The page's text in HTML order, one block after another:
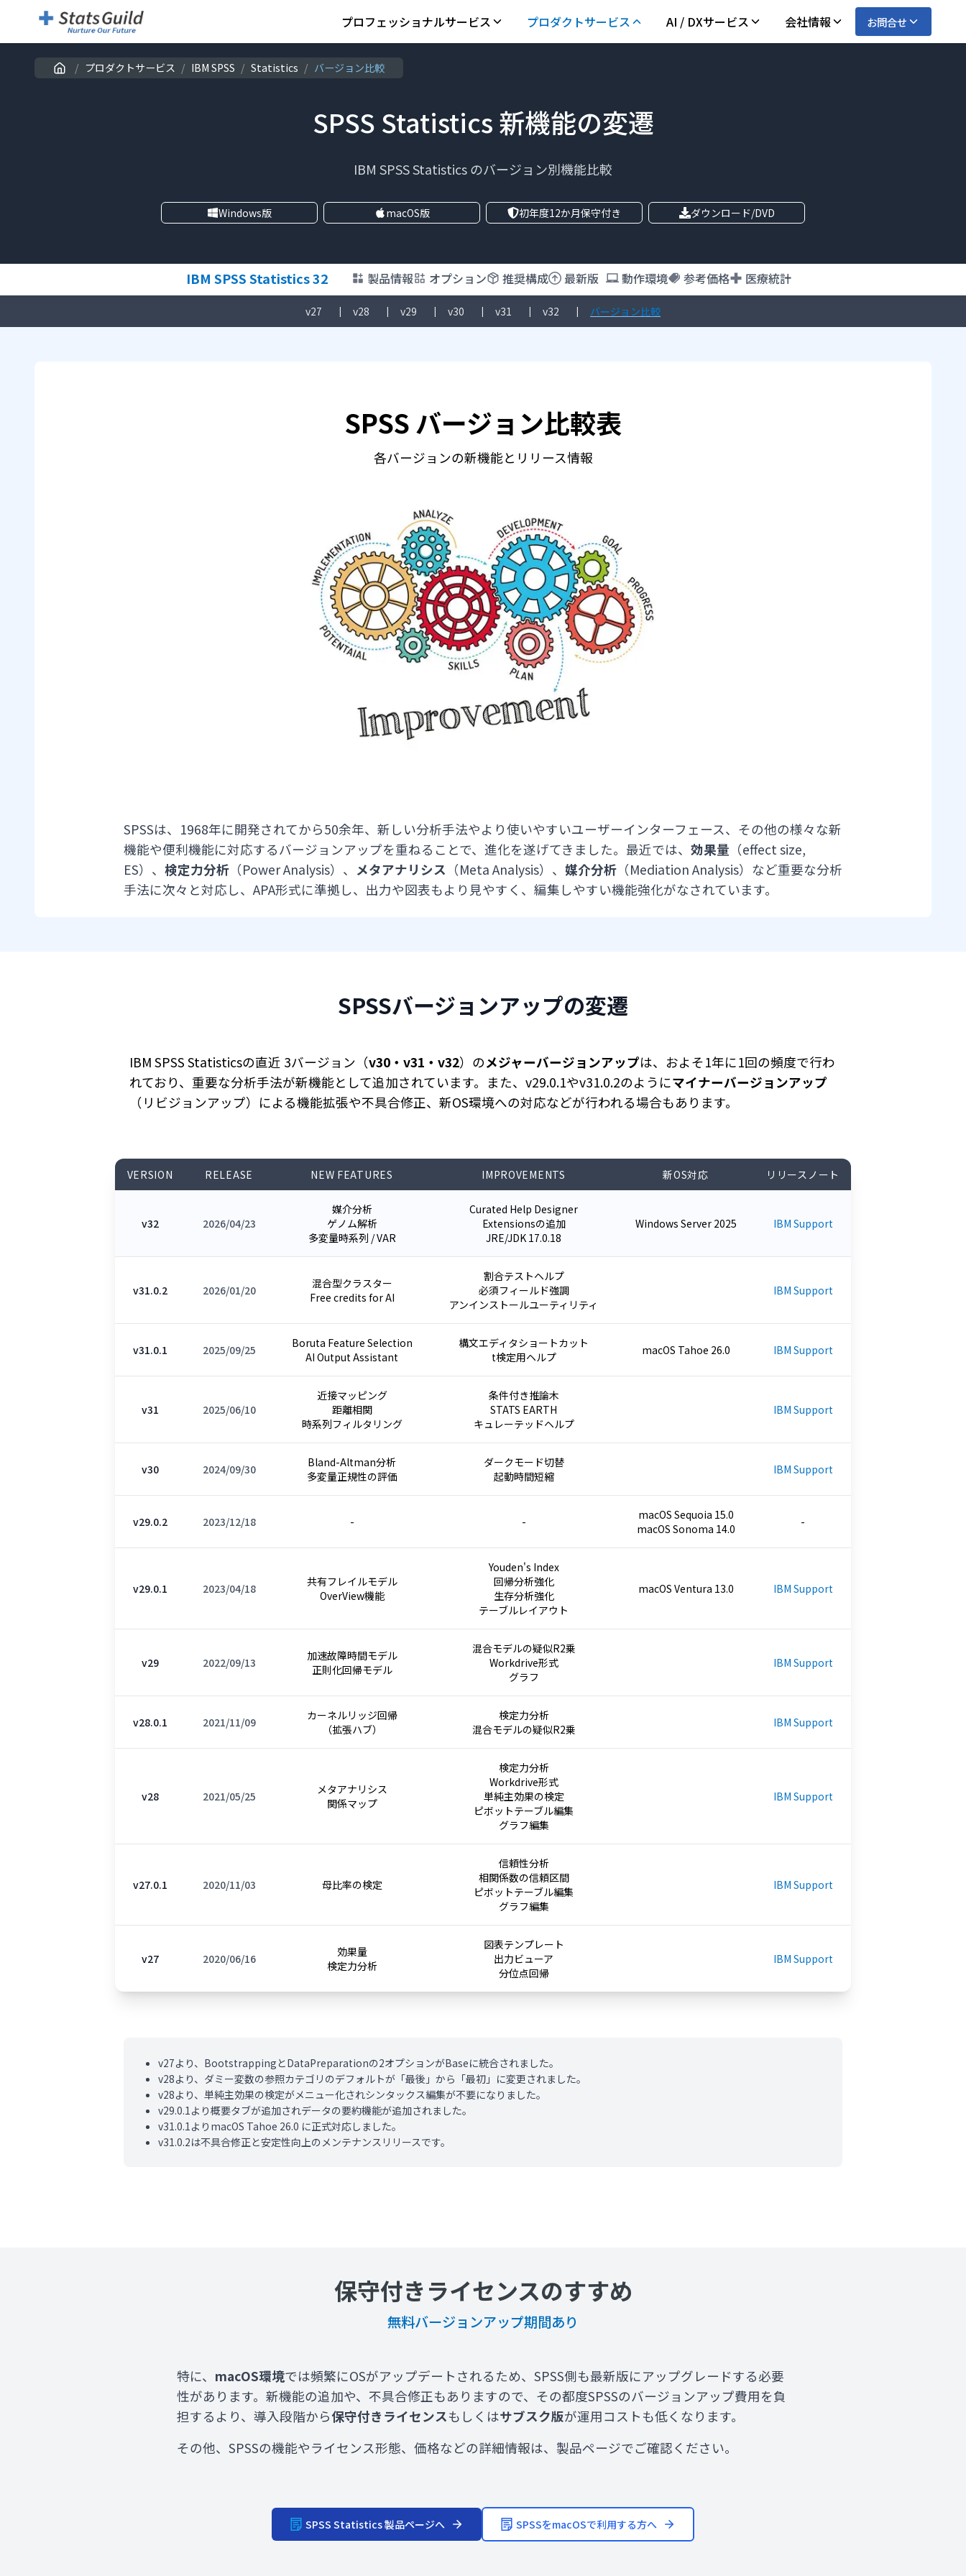
プロフェッショナルサービス プロダクトサービス AI / DXサービス 会社情報 お問合せ
/ プロダクトサービス / IBM SPSS / Statistics / バージョン比較
SPSS Statistics 新機能の変遷
IBM SPSS Statistics のバージョン別機能比較
Windows版 macOS版 初年度12か月保守付き ダウンロード/DVD
IBM SPSS Statistics 32 製品情報 オプション 推奨構成 最新版 動作環境 参考価格 医療統計
v27 | v28 | v29 | v30 | v31 | v32 | バージョン比較
SPSS バージョン比較表
各バージョンの新機能とリリース情報
SPSSは、1968年に開発されてから50余年、新しい分析手法やより使いやすいユーザーインターフェース、その他の様々な新
機能や便利機能に対応するバージョンアップを重ねることで、進化を遂げてきました。最近では、 効果量 （effect size,
ES）、 検定力分析 （Power Analysis）、 メタアナリシス （Meta Analysis）、 媒介分析 （Mediation Analysis）など重要な分析
手法に次々と対応し、APA形式に準拠し、出力や図表もより見やすく、編集しやすい機能強化がなされています。
SPSSバージョンアップの変遷
IBM SPSS Statisticsの直近 3バージョン（v30・v31・v32）のメジャーバージョンアップは、およそ1年に1回の頻度で行わ
れており、重要な分析手法が新機能として追加されています。また、v29.0.1やv31.0.2のようにマイナーバージョンアップ
（リビジョンアップ）による機能拡張や不具合修正、新OS環境への対応などが行われる場合もあります。
VERSION RELEASE NEW FEATURES IMPROVEMENTS 新OS対応 リリースノート
v32 2026/04/23
媒介分析
ゲノム解析
多変量時系列 / VAR
Curated Help Designer
Extensionsの追加
JRE/JDK 17.0.18
Windows Server 2025 IBM Support
v31.0.2 2026/01/20
混合型クラスター
Free credits for AI
割合テストヘルプ
必須フィールド強調
アンインストールユーティリティ
IBM Support
v31.0.1 2025/09/25
Boruta Feature Selection
AI Output Assistant
構文エディタショートカット
t検定用ヘルプ
macOS Tahoe 26.0 IBM Support
v31 2025/06/10
近接マッピング
距離相関
時系列フィルタリング
条件付き推論木
STATS EARTH
キュレーテッドヘルプ
IBM Support
v30 2024/09/30
Bland-Altman分析
多変量正規性の評価
ダークモード切替
起動時間短縮
IBM Support
v29.0.2 2023/12/18 - -
macOS Sequoia 15.0
macOS Sonoma 14.0
-
v29.0.1 2023/04/18
共有フレイルモデル
OverView機能
Youden's Index
回帰分析強化
生存分析強化
テーブルレイアウト
macOS Ventura 13.0 IBM Support
v29 2022/09/13
加速故障時間モデル
正則化回帰モデル
混合モデルの疑似R2乗
Workdrive形式
グラフ
IBM Support
v28.0.1 2021/11/09
カーネルリッジ回帰
（拡張ハブ）
検定力分析
混合モデルの疑似R2乗
IBM Support
v28 2021/05/25
メタアナリシス
関係マップ
検定力分析
Workdrive形式
単純主効果の検定
ピボットテーブル編集
グラフ編集
IBM Support
v27.0.1 2020/11/03 母比率の検定
信頼性分析
相関係数の信頼区間
ピボットテーブル編集
グラフ編集
IBM Support
v27 2020/06/16
効果量
検定力分析
図表テンプレート
出力ビューア
分位点回帰
IBM Support
v27より、BootstrappingとDataPreparationの2オプションがBaseに統合されました。
v28より、ダミー変数の参照カテゴリのデフォルトが「最後」から「最初」に変更されました。
v28より、単純主効果の検定がメニュー化されシンタックス編集が不要になりました。
v29.0.1より概要タブが追加されデータの要約機能が追加されました。
v31.0.1よりmacOS Tahoe 26.0 に正式対応しました。
v31.0.2は不具合修正と安定性向上のメンテナンスリリースです。
保守付きライセンスのすすめ
無料バージョンアップ期間あり
特に、 macOS環境では頻繁にOSがアップデートされるため、SPSS側も最新版にアップグレードする必要
性があります。新機能の追加や、不具合修正もありますので、その都度SPSSのバージョンアップ費用を負
担するより、導入段階から保守付きライセンスもしくはサブスク版が運用コストも低くなります。
その他、SPSSの機能やライセンス形態、価格などの詳細情報は、製品ページでご確認ください。
SPSS Statistics 製品ページへ SPSSをmacOSで利用する方へ